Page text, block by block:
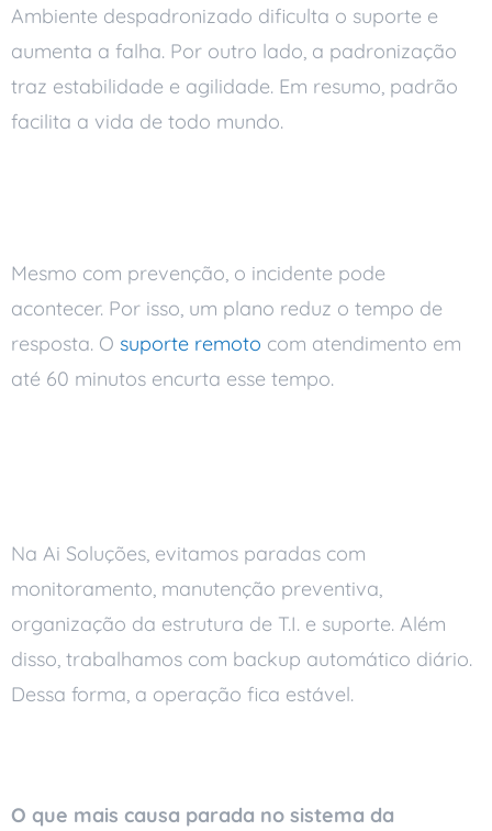
Ambiente despadronizado dificulta o suporte e
aumenta a falha. Por outro lado, a padronização
traz estabilidade e agilidade. Em resumo, padrão
facilita a vida de todo mundo.
Mesmo com prevenção, o incidente pode
acontecer. Por isso, um plano reduz o tempo de
resposta. O suporte remoto com atendimento em
até 60 minutos encurta esse tempo.
Na Ai Soluções, evitamos paradas com
monitoramento, manutenção preventiva,
organização da estrutura de T.I. e suporte. Além
disso, trabalhamos com backup automático diário.
Dessa forma, a operação fica estável.
O que mais causa parada no sistema da